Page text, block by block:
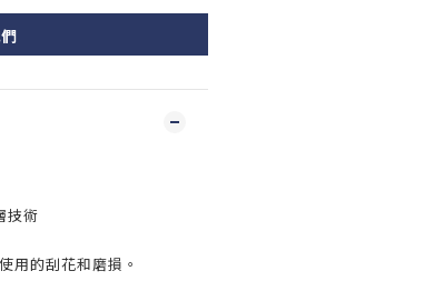
技術
用的刮花和磨損。